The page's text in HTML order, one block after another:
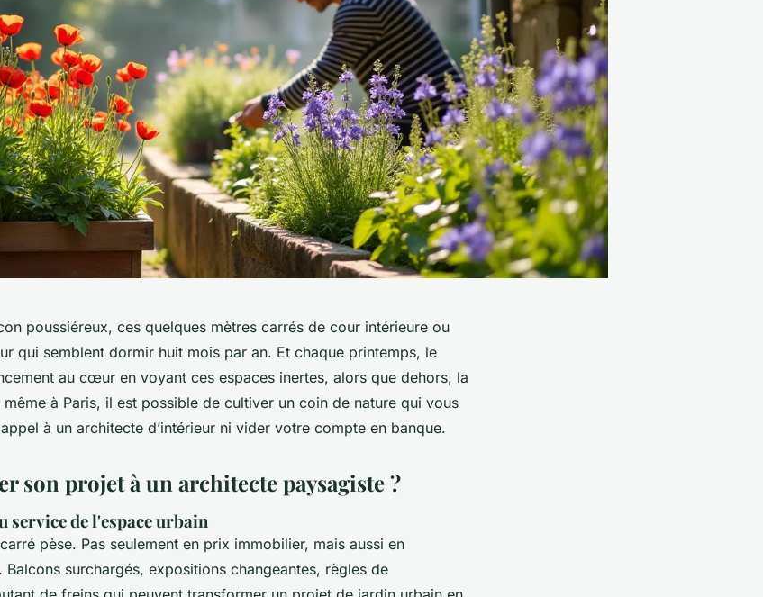
poussiéreux, ces quelques mètres carrés de cour intérieure ou
qui semblent dormir huit mois par an. Et chaque printemps, le
au cœur en voyant ces espaces inertes, alors que dehors, la
à Paris, il est possible de cultiver un coin de nature qui vous
à un architecte d’intérieur ni vider votre compte en banque.
son projet à un architecte paysagiste ?
service de l'espace urbain
pèse. Pas seulement en prix immobilier, mais aussi en
Balcons surchargés, expositions changeantes, règles de